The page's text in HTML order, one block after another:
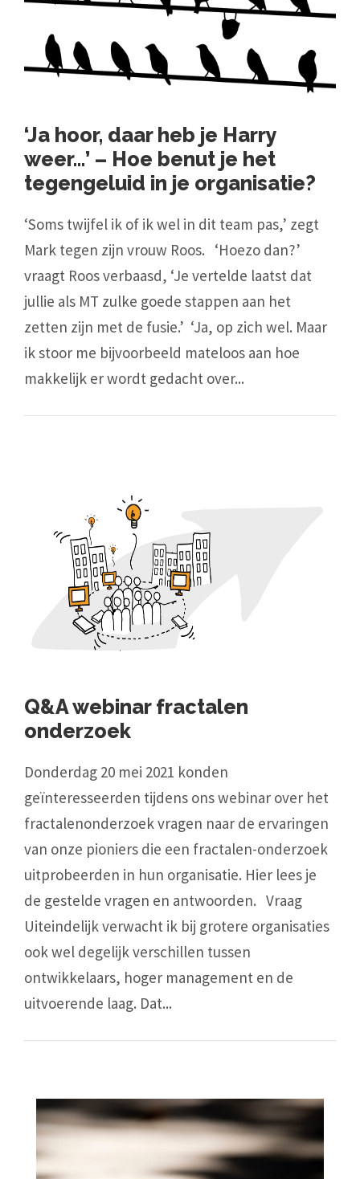
‘Ja hoor, daar heb je Harry
weer…’ – Hoe benut je het
tegengeluid in je organisatie?
‘Soms twijfel ik of ik wel in dit team pas,’ zegt
Mark tegen zijn vrouw Roos. ‘Hoezo dan?’
vraagt Roos verbaasd, ‘Je vertelde laatst dat
jullie als MT zulke goede stappen aan het
zetten zijn met de fusie.’ ‘Ja, op zich wel. Maar
ik stoor me bijvoorbeeld mateloos aan hoe
makkelijk er wordt gedacht over...
Q&A webinar fractalen
onderzoek
Donderdag 20 mei 2021 konden
geïnteresseerden tijdens ons webinar over het
fractalenonderzoek vragen naar de ervaringen
van onze pioniers die een fractalen-onderzoek
uitprobeerden in hun organisatie. Hier lees je
de gestelde vragen en antwoorden. Vraag
Uiteindelijk verwacht ik bij grotere organisaties
ook wel degelijk verschillen tussen
ontwikkelaars, hoger management en de
uitvoerende laag. Dat...